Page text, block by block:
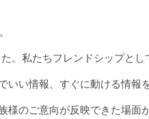
。私たちフレンドシップと
いい情報、すぐに動ける情報
のご意向が反映できた場面